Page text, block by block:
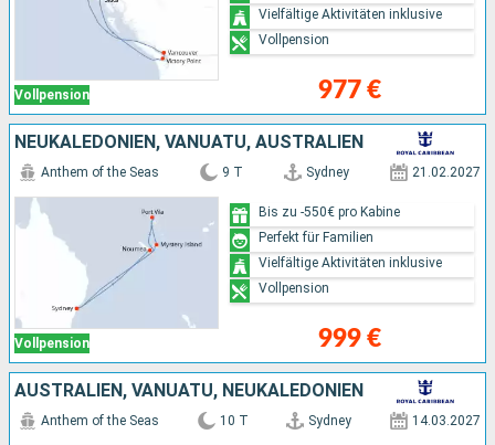
Vollpension 977 €
Vielfältige Aktivitäten inklusive
Vollpension
NEUKALEDONIEN, VANUATU, AUSTRALIEN
Vollpension
Anthem of the Seas 9 T Sydney 21.02.2027
999 €
Bis zu -550€ pro Kabine
Perfekt für Familien
Vielfältige Aktivitäten inklusive
Vollpension
AUSTRALIEN, VANUATU, NEUKALEDONIEN
Anthem of the Seas 10 T Sydney 14.03.2027